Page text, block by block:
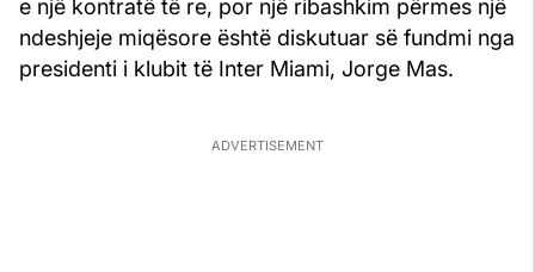
e një kontratë të re, por një ribashkim përmes një
ndeshjeje miqësore është diskutuar së fundmi nga
presidenti i klubit të Inter Miami, Jorge Mas.